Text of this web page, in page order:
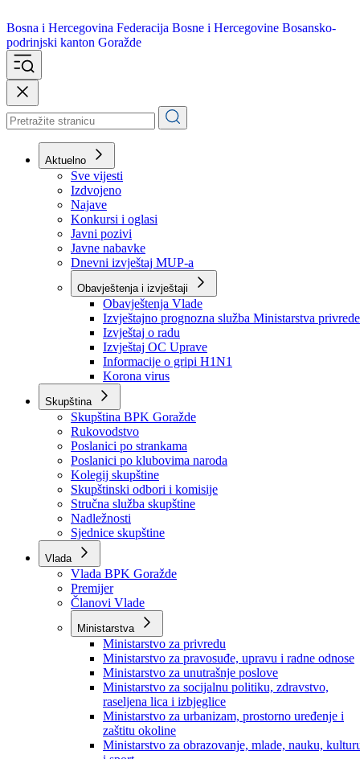
Bosna i Hercegovina
podrinjski kanton Goražde
Aktuelno
Sve vijesti
Izdvojeno
Najave
Konkursi i oglasi
Javni pozivi
Javne nabavke
Dnevni izvještaj MUP-a
Obavještenja i izvještaji
Obavještenja Vlade
Izvještajno prognozna služba Ministarstva privrede
Izvještaj o radu
Izvještaj OC Uprave
Informacije o gripi H1N1
Korona virus
Skupština
Skupština BPK Goražde
Rukovodstvo
Poslanici po strankama
Poslanici po klubovima naroda
Kolegij skupštine
Skupštinski odbori i komisije
Stručna služba skupštine
Nadležnosti
Sjednice skupštine
Vlada
Vlada BPK Goražde
Premijer
Članovi Vlade
Ministarstva
Ministarstvo za privredu
Ministarstvo za pravosuđe, upravu i radne odnose
Ministarstvo za unutrašnje poslove
Ministarstvo za socijalnu politiku, zdravstvo,
raseljena lica i izbjeglice